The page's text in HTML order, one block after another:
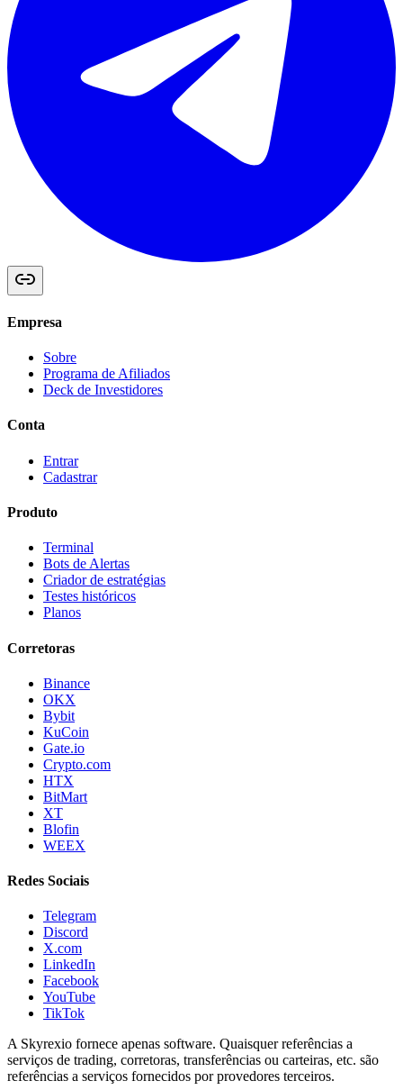
Empresa
Sobre
Programa de Afiliados
Deck de Investidores
Conta
Entrar
Cadastrar
Produto
Terminal
Bots de Alertas
Criador de estratégias
Testes históricos
Planos
Corretoras
Binance
OKX
Bybit
KuCoin
Gate.io
Crypto.com
HTX
BitMart
XT
Blofin
WEEX
Redes Sociais
Telegram
Discord
X.com
LinkedIn
Facebook
YouTube
TikTok
A Skyrexio fornece apenas software. Quaisquer referências a
serviços de trading, corretoras, transferências ou carteiras, etc. são
referências a serviços fornecidos por provedores terceiros.